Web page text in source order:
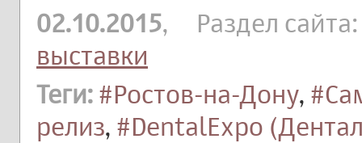
02.10.2015, Раздел
выставки
Теги: #Ростов-на-Дону,
релиз, #DentalExpo